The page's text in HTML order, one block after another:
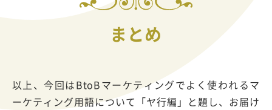
まとめ
以上、今回はBtoBマーケティングでよく使われるマ
ーケティング用語について「ヤ行編」と題し、お届け